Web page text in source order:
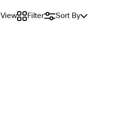
View Filter Sort By